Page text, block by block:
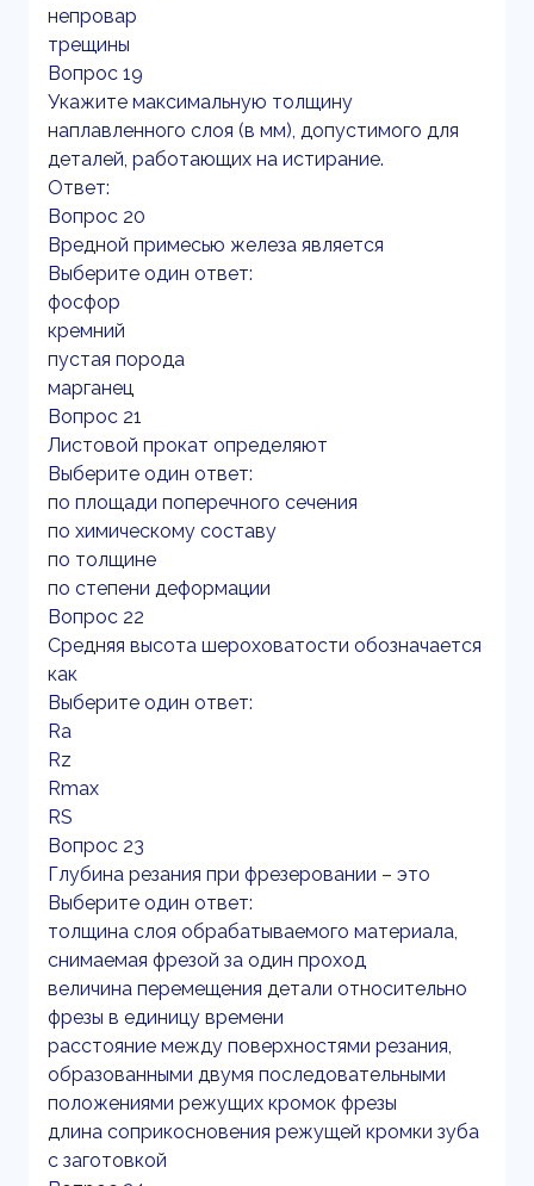
непровар
трещины
Вопрос 19
Укажите максимальную толщину
наплавленного слоя (в мм), допустимого для
деталей, работающих на истирание.
Ответ:
Вопрос 20
Вредной примесью железа является
Выберите один ответ:
фосфор
кремний
пустая порода
марганец
Вопрос 21
Листовой прокат определяют
Выберите один ответ:
по площади поперечного сечения
по химическому составу
по толщине
по степени деформации
Вопрос 22
Средняя высота шероховатости обозначается
как
Выберите один ответ:
Ra
Rz
Rmax
RS
Вопрос 23
Глубина резания при фрезеровании – это
Выберите один ответ:
толщина слоя обрабатываемого материала,
снимаемая фрезой за один проход
величина перемещения детали относительно
фрезы в единицу времени
расстояние между поверхностями резания,
образованными двумя последовательными
положениями режущих кромок фрезы
длина соприкосновения режущей кромки зуба
с заготовкой